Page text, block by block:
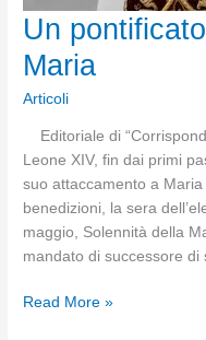
Un
Maria
Articoli
Editoriale di
Leone XIV, fin dai primi
suo attaccamento a
benedizioni, la sera
maggio, Solennità della
mandato di successore di
Un
Read More »